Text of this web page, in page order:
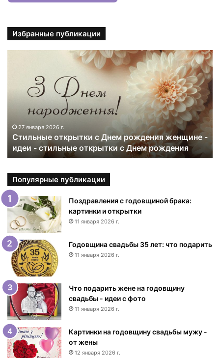
Избранные публикации
к
т
к
и
Д
н
е
м
о
ж
д
е
н
и
я
ж
27 января 2026 г.
Стильные открытки с Днем рождения женщине -
идеи - стильные открытки с Днем рождения
Популярные публикации
Поздравления с годовщиной брака:
картинки и открытки
11 января 2026 г.
Годовщина свадьбы 35 лет: что подарить
11 января 2026 г.
Что подарить жене на годовщину
свадьбы - идеи с фото
11 января 2026 г.
Картинки на годовщину свадьбы мужу -
от жены
12 января 2026 г.